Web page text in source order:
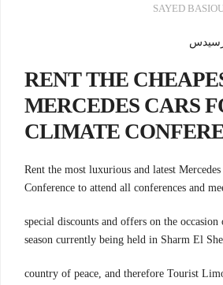
SAYED
RENT THE
MERCEDES CARS
CLIMATE
Rent the most luxurious and latest
Conference to attend all conferences and
special discounts and offers on the occasion
season currently being held in Sharm El
country of peace, and therefore Tourist